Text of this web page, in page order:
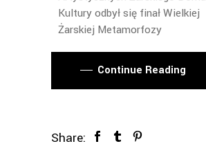
Kultury odbył się finał Wielkiej
Żarskiej Metamorfozy
Continue Reading
Share: